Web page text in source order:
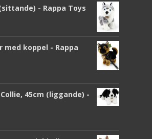
- Rappa Toys
med koppel - Rappa
45cm (liggande) -